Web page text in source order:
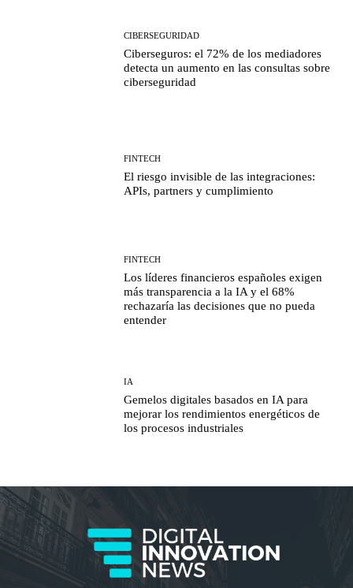
CIBERSEGURIDAD
Ciberseguros: el 72% de los mediadores
detecta un aumento en las consultas sobre
ciberseguridad
FINTECH
El riesgo invisible de las integraciones:
APIs, partners y cumplimiento
FINTECH
Los líderes financieros españoles exigen
más transparencia a la IA y el 68%
rechazaría las decisiones que no pueda
entender
IA
Gemelos digitales basados en IA para
mejorar los rendimientos energéticos de
los procesos industriales